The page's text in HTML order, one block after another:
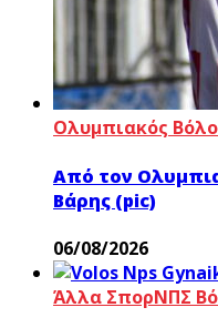
Ολυμπιακός
Από τον
Βάρης (pic)
06/08/2026
Άλλα ΣπορΝΠΣ